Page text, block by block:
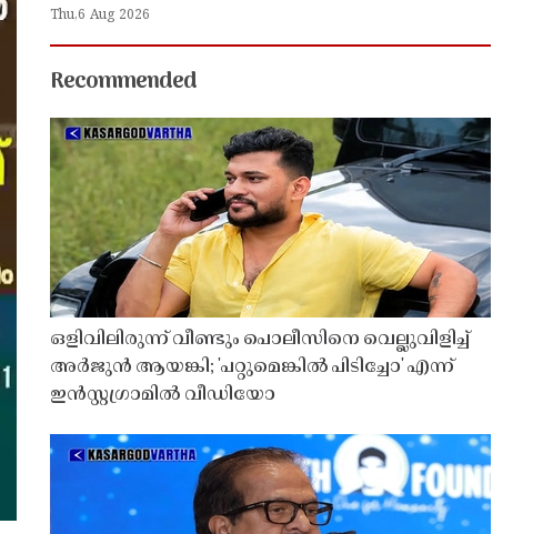
Thu,6 Aug 2026
Recommended
ഒളിവിലിരുന്ന് വീണ്ടും പൊലീസിനെ വെല്ലുവിളിച്ച്
അർജുൻ ആയങ്കി; 'പറ്റുമെങ്കിൽ പിടിച്ചോ' എന്ന്
ഇൻസ്റ്റഗ്രാമിൽ വീഡിയോ